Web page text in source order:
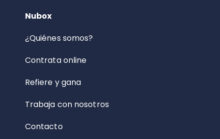
Nubox
¿Quiénes somos?
Contrata online
Refiere y gana
Trabaja con nosotros
Contacto